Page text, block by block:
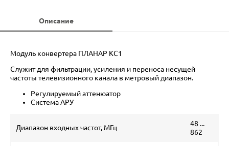
Описание
Модуль конвертера ПЛАНАР КС1
Служит для фильтрации, усиления и переноса несущей
частоты телевизионного канала в метровый диапазон.
Регулируемый аттенюатор
Система АРУ
Диапазон входных частот, МГц
48 ...
862